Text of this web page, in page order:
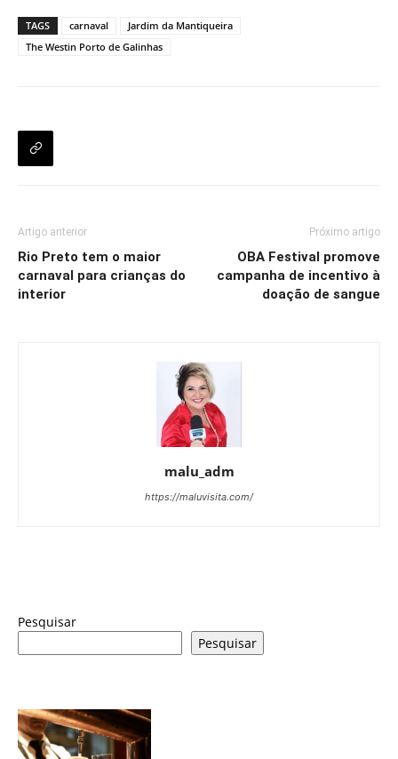
TAGS carnaval
Jardim da Mantiqueira
The Westin Porto de Galinhas
Artigo anterior
Rio Preto tem o maior
carnaval para crianças do
interior
Próximo artigo
OBA Festival promove
campanha de incentivo à
doação de sangue
malu_adm
https://maluvisita.com/
Pesquisar
Pesquisar